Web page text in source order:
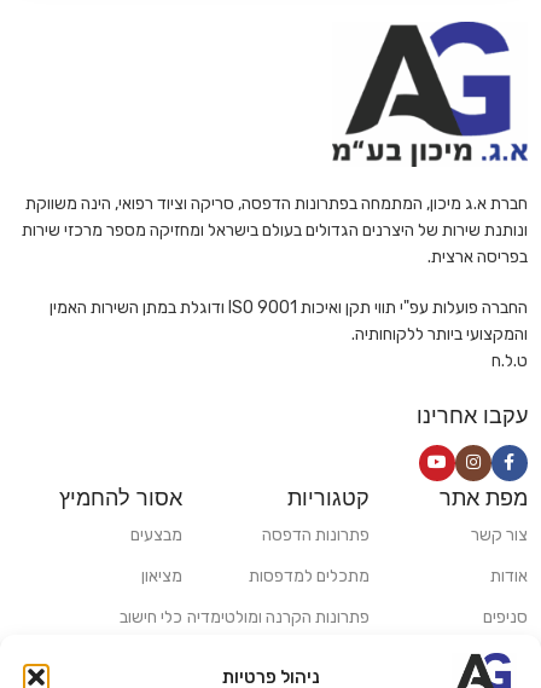
ניהול פרטיות
חברת א.ג מיכון, המתמחה בפתרונות הדפסה, סריקה וציוד רפואי, הינה משווקת
ונותנת שירות של היצרנים הגדולים בעולם בישראל ומחזיקה מספר מרכזי שירות
בפריסה ארצית.
החברה פועלות עפ"י תווי תקן ואיכות ISO 9001 ודוגלת במתן השירות האמין
והמקצועי ביותר ללקוחותיה.
ט.ל.ח
עקבו אחרינו
מפת אתר
צור קשר
אודות
סניפים
משלוחים ואיסוף עצמי
קטגוריות
פתרונות הדפסה
מתכלים למדפסות
פתרונות הקרנה ומולטימדיה
אסור להחמיץ
מבצעים
מציאון
כלי חישוב